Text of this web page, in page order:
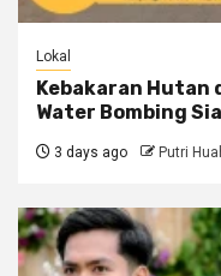
Lokal
Kebakaran Hutan
Water Bombing
3 days ago Putri